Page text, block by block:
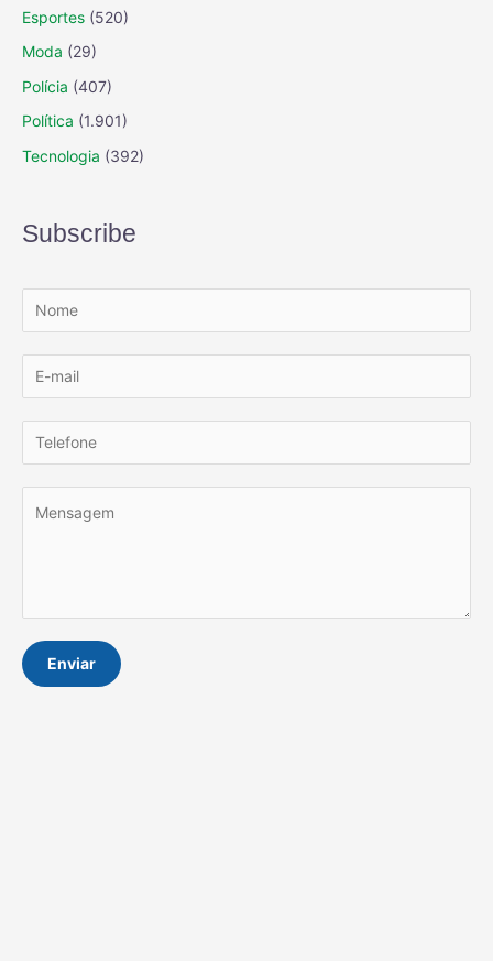
Esportes (520)
Moda (29)
Polícia (407)
Política (1.901)
Tecnologia (392)
Subscribe
Enviar